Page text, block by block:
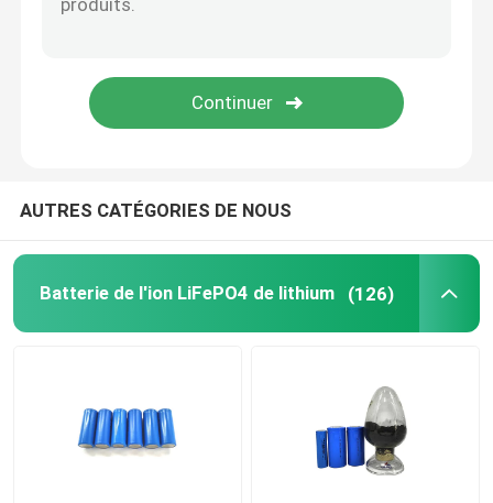
petite batterie de lipo
paquet de batterie de 48V LiFePO4
Outre de l'inverseur hybride solaire de grille
Centrale électrique portative
AUTRES CATÉGORIES DE NOUS
Batterie de l'ion LiFePO4 de lithium (126)